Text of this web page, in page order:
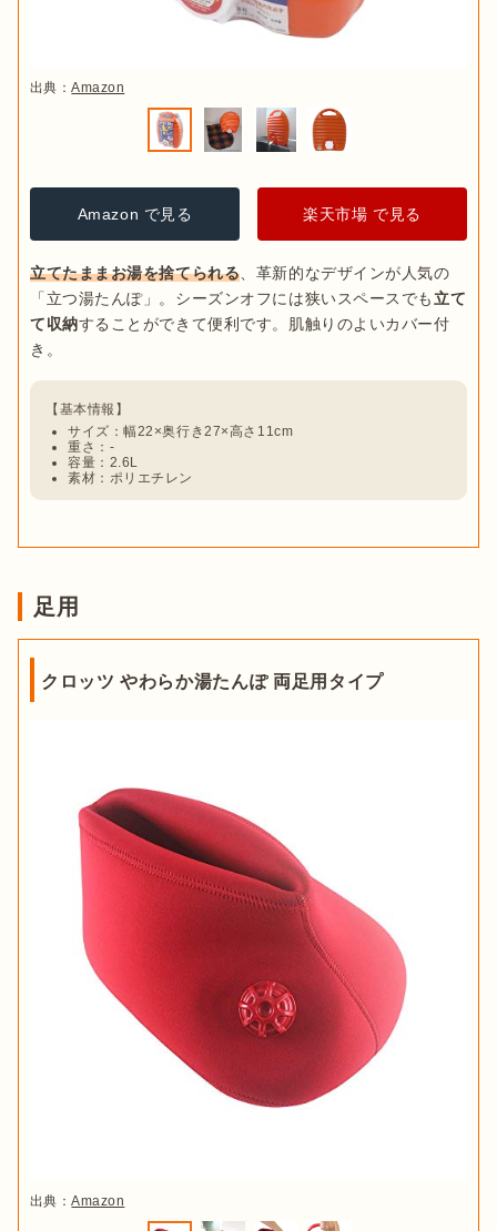
出典：Amazon
Amazon で見る 楽天市場 で見る
立てたままお湯を捨てられる、革新的なデザインが人気の
「立つ湯たんぽ」。シーズンオフには狭いスペースでも立て
て収納することができて便利です。肌触りのよいカバー付
サイズ：幅22×奥行き27×高さ11cm
重さ：-
容量：2.6L
素材：ポリエチレン
足用
クロッツ やわらか湯たんぽ 両足用タイプ
出典：Amazon